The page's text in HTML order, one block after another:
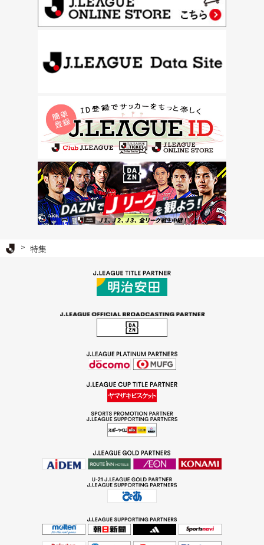
Ｊリーグ TOP
特集